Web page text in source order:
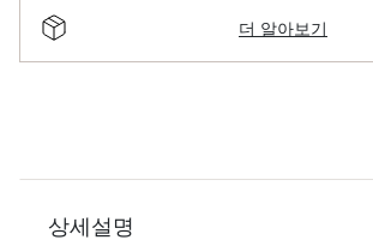
더 알아보기
상세설명